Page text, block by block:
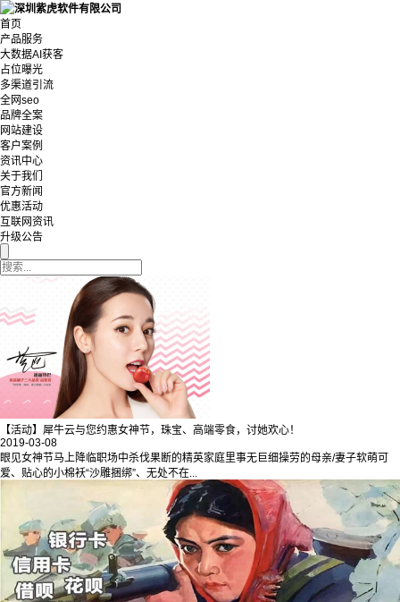
首页
产品服务
大数据AI获客
占位曝光
多渠道引流
全网seo
品牌全案
网站建设
客户案例
资讯中心
关于我们
官方新闻
优惠活动
互联网资讯
升级公告
【活动】犀牛云与您约惠女神节，珠宝、高端零食，讨她欢心！
2019-03-08
眼见女神节马上降临职场中杀伐果断的精英家庭里事无巨细操劳的母亲/妻子软萌可
爱、贴心的小棉袄“沙雕捆绑”、无处不在...